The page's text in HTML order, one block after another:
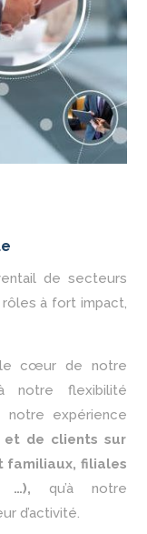
de secteurs
à fort impact,
le cœur de notre
notre flexibilité
expérience
et de clients sur
familiaux, filiales
…), qu’à notre
d’activité.